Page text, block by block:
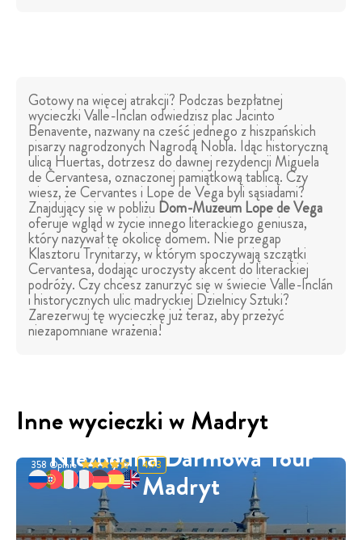
Gotowy na więcej atrakcji? Podczas bezpłatnej
wycieczki Valle-Inclan odwiedzisz plac Jacinto
Benavente, nazwany na cześć jednego z hiszpańskich
pisarzy nagrodzonych Nagrodą Nobla. Idąc historyczną
ulicą Huertas, dotrzesz do dawnej rezydencji Miguela
de Cervantesa, oznaczonej pamiątkową tablicą. Czy
wiesz, że Cervantes i Lope de Vega byli sąsiadami?
Znajdujący się w pobliżu Dom-Muzeum Lope de Vega
oferuje wgląd w życie innego literackiego geniusza,
który nazywał tę okolicę domem. Nie przegap
Klasztoru Trynitarzy, w którym spoczywają szczątki
Cervantesa, dodając uroczysty akcent do literackiej
podróży. Czy chcesz zanurzyć się w świecie Valle-Inclán
i historycznych ulic madryckiej Dzielnicy Sztuki?
Zarezerwuj tę wycieczkę już teraz, aby przeżyć
niezapomniane wrażenia!
Inne wycieczki w Madryt
Niezbędna Darmowa Tour
Madryt
358 Opinie 4.93